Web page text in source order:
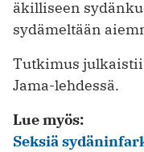
äkilliseen
sydämeltään
Tutkimus
Jama-lehdessä.
Lue myös:
Seksiä